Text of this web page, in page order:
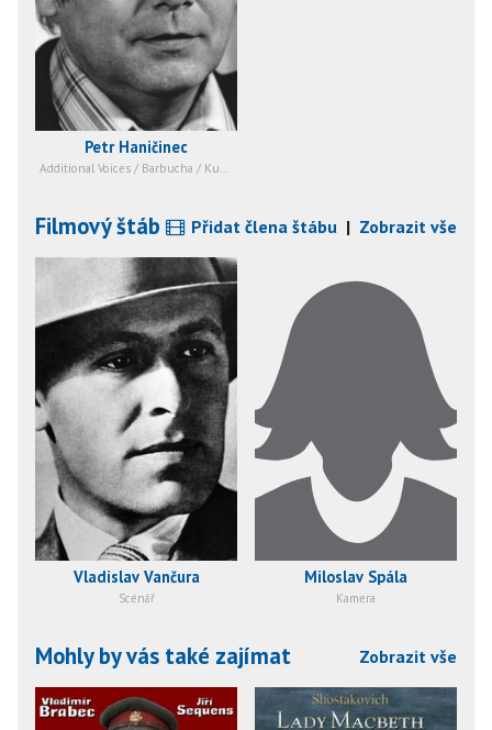
Petr Haničinec
Additional Voices / Barbucha / Kuba Kubikula / …
Filmový štáb Přidat člena štábu | Zobrazit vše
Vladislav Vančura
Scénář
Miloslav Spála
Kamera
Mohly by vás také zajímat Zobrazit vše